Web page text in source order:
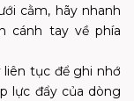
cằm, hãy nhanh
cánh tay về phía
tục để ghi nhớ
lực đẩy của dòng